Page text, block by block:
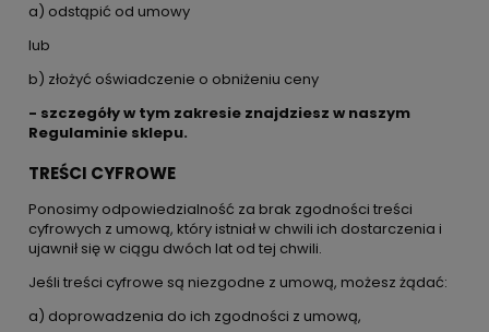
a) odstąpić od umowy
lub
b) złożyć oświadczenie o obniżeniu ceny
- szczegóły w tym zakresie znajdziesz w naszym
Regulaminie sklepu.
TREŚCI CYFROWE
Ponosimy odpowiedzialność za brak zgodności treści
cyfrowych z umową, który istniał w chwili ich dostarczenia i
ujawnił się w ciągu dwóch lat od tej chwili.
Jeśli treści cyfrowe są niezgodne z umową, możesz żądać:
a) doprowadzenia do ich zgodności z umową,